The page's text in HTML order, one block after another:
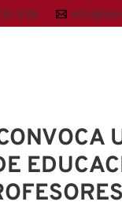
839